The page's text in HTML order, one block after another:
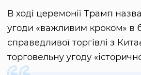
В ході церемонії Трамп
угоди «важливим кроком» в
справедливої торгівлі з
торговельну угоду